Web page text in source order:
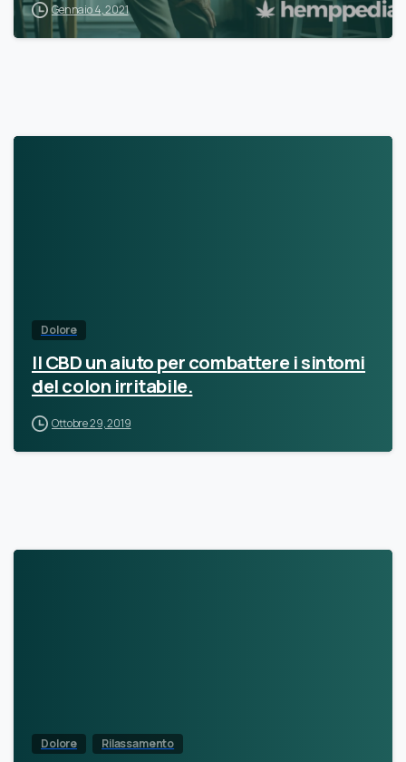
Gennaio 4, 2021
Dolore
Il CBD un aiuto per combattere i sintomi
del colon irritabile.
Ottobre 29, 2019
Dolore Rilassamento